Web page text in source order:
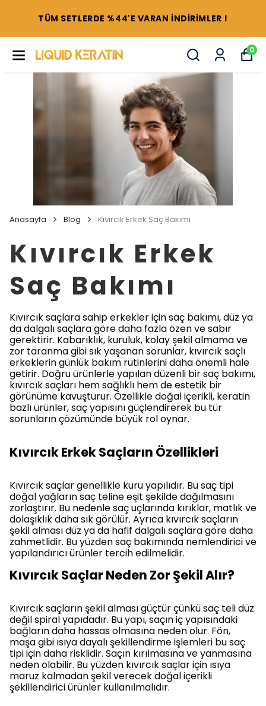
TÜM SETLERDE %44'E VARAN İNDİRİMLER !
0
Anasayfa Blog Kıvırcık Erkek Saç Bakımı
Kıvırcık Erkek
Saç Bakımı
Kıvırcık saçlara sahip erkekler için saç bakımı, düz ya
da dalgalı saçlara göre daha fazla özen ve sabır
gerektirir. Kabarıklık, kuruluk, kolay şekil almama ve
zor taranma gibi sık yaşanan sorunlar, kıvırcık saçlı
erkeklerin günlük bakım rutinlerini daha önemli hale
getirir. Doğru ürünlerle yapılan düzenli bir saç bakımı,
kıvırcık saçları hem sağlıklı hem de estetik bir
görünüme kavuşturur. Özellikle doğal içerikli, keratin
bazlı ürünler, saç yapısını güçlendirerek bu tür
sorunların çözümünde büyük rol oynar.
Kıvırcık Erkek Saçların Özellikleri
Kıvırcık saçlar genellikle kuru yapılıdır. Bu saç tipi
doğal yağların saç teline eşit şekilde dağılmasını
zorlaştırır. Bu nedenle saç uçlarında kırıklar, matlık ve
dolaşıklık daha sık görülür. Ayrıca kıvırcık saçların
şekil alması düz ya da hafif dalgalı saçlara göre daha
zahmetlidir. Bu yüzden saç bakımında nemlendirici ve
yapılandırıcı ürünler tercih edilmelidir.
Kıvırcık Saçlar Neden Zor Şekil Alır?
Kıvırcık saçların şekil alması güçtür çünkü saç teli düz
değil spiral yapıdadır. Bu yapı, saçın iç yapısındaki
bağların daha hassas olmasına neden olur. Fön,
maşa gibi ısıya dayalı şekillendirme işlemleri bu saç
tipi için daha risklidir. Saçın kırılmasına ve yanmasına
neden olabilir. Bu yüzden kıvırcık saçlar için ısıya
maruz kalmadan şekil verecek doğal içerikli
şekillendirici ürünler kullanılmalıdır.